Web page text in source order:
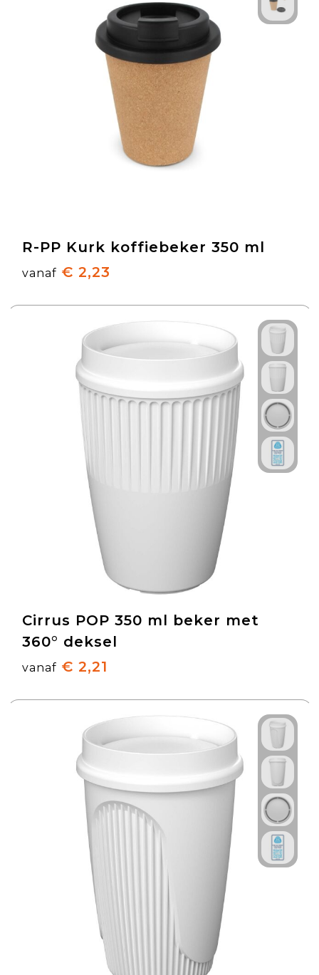
R-PP Kurk koffiebeker 350 ml
vanaf € 2,23
Cirrus POP 350 ml beker met
360° deksel
vanaf € 2,21